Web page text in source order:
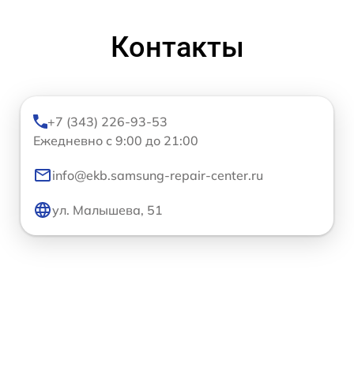
Контакты
+7 (343) 226-93-53
Ежедневно с 9:00 до 21:00
info@ekb.samsung-repair-center.ru
ул. Малышева, 51